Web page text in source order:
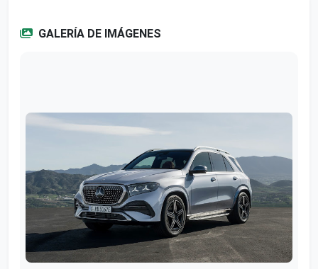
GALERÍA DE IMÁGENES